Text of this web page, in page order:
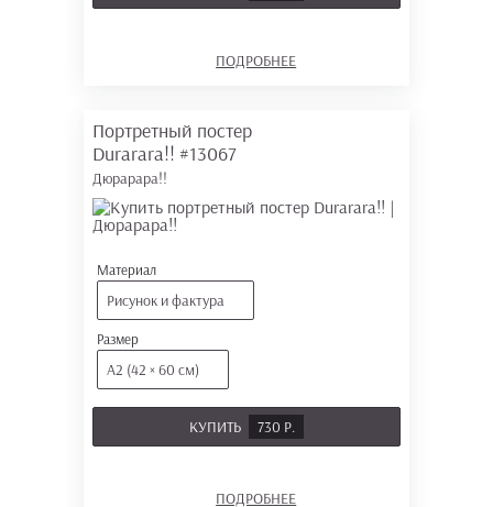
ПОДРОБНЕЕ
Портретный постер
Durarara!! #13067
Дюрарара!!
Материал
Рисунок и фактура
Размер
А2 (42 × 60 см)
КУПИТЬ 730 Р.
ПОДРОБНЕЕ